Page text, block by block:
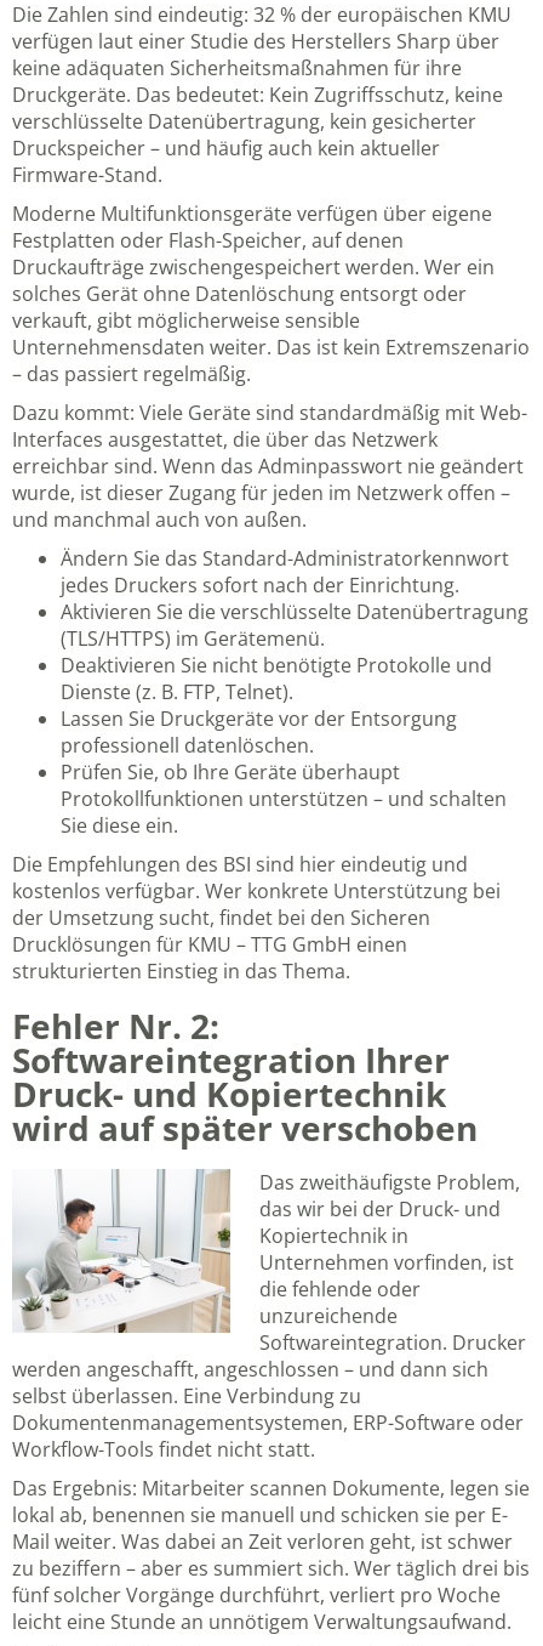
Die Zahlen sind eindeutig: 32 % der europäischen KMU
verfügen laut einer Studie des Herstellers Sharp über
keine adäquaten Sicherheitsmaßnahmen für ihre
Druckgeräte. Das bedeutet: Kein Zugriffsschutz, keine
verschlüsselte Datenübertragung, kein gesicherter
Druckspeicher – und häufig auch kein aktueller
Firmware-Stand.
Moderne Multifunktionsgeräte verfügen über eigene
Festplatten oder Flash-Speicher, auf denen
Druckaufträge zwischengespeichert werden. Wer ein
solches Gerät ohne Datenlöschung entsorgt oder
verkauft, gibt möglicherweise sensible
Unternehmensdaten weiter. Das ist kein Extremszenario
– das passiert regelmäßig.
Dazu kommt: Viele Geräte sind standardmäßig mit Web-
Interfaces ausgestattet, die über das Netzwerk
erreichbar sind. Wenn das Adminpasswort nie geändert
wurde, ist dieser Zugang für jeden im Netzwerk offen –
und manchmal auch von außen.
Ändern Sie das Standard-Administratorkennwort
jedes Druckers sofort nach der Einrichtung.
Aktivieren Sie die verschlüsselte Datenübertragung
(TLS/HTTPS) im Gerätemenü.
Deaktivieren Sie nicht benötigte Protokolle und
Dienste (z. B. FTP, Telnet).
Lassen Sie Druckgeräte vor der Entsorgung
professionell datenlöschen.
Prüfen Sie, ob Ihre Geräte überhaupt
Protokollfunktionen unterstützen – und schalten
Sie diese ein.
Die Empfehlungen des BSI sind hier eindeutig und
kostenlos verfügbar. Wer konkrete Unterstützung bei
der Umsetzung sucht, findet bei den Sicheren
Drucklösungen für KMU – TTG GmbH einen
strukturierten Einstieg in das Thema.
Fehler Nr. 2:
Softwareintegration Ihrer
Druck- und Kopiertechnik
wird auf später verschoben
Das zweithäufigste Problem,
das wir bei der Druck- und
Kopiertechnik in
Unternehmen vorfinden, ist
die fehlende oder
unzureichende
Softwareintegration. Drucker
werden angeschafft, angeschlossen – und dann sich
selbst überlassen. Eine Verbindung zu
Dokumentenmanagementsystemen, ERP-Software oder
Workflow-Tools findet nicht statt.
Das Ergebnis: Mitarbeiter scannen Dokumente, legen sie
lokal ab, benennen sie manuell und schicken sie per E-
Mail weiter. Was dabei an Zeit verloren geht, ist schwer
zu beziffern – aber es summiert sich. Wer täglich drei bis
fünf solcher Vorgänge durchführt, verliert pro Woche
leicht eine Stunde an unnötigem Verwaltungsaufwand.